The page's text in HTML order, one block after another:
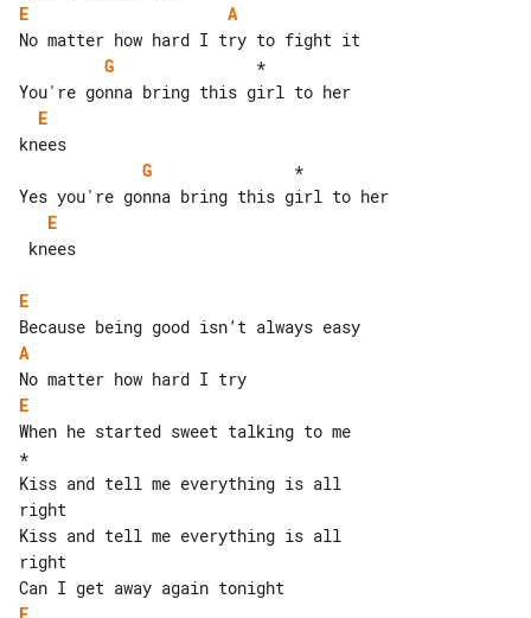
E
A
G
               *
E
G
               *
E
E
A
E
When he started sweet talking to me
*
Kiss and tell me everything is all
right
Kiss and tell me everything is all
right